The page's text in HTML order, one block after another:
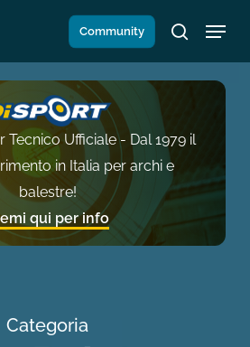
Community
search
Menu
Tecnico Ufficiale - Dal 1979 il
in Italia per archi e
balestre!
qui per info
Categoria